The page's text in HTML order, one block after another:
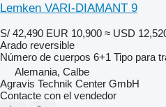
Lemken VARI-DIAMANT 9
S/ 42,490 EUR 10,900 ≈ USD
Arado reversible
Número de cuerpos 6+1 Tipo para
Alemania, Calbe
Agravis Technik Center GmbH
Contacte con el vendedor